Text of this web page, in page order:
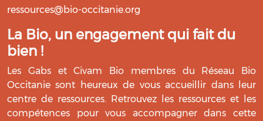
ressources@bio-occitanie.org
La Bio, un engagement qui fait du
bien !
Les Gabs et Civam Bio membres du Réseau Bio
Occitanie sont heureux de vous accueillir dans leur
centre de ressources. Retrouvez les ressources et les
compétences pour vous accompagner dans cette